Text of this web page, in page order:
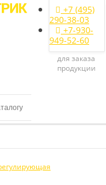
+7 (495)
290-38-03
+7-930-
949-52-60
для заказа
продукции